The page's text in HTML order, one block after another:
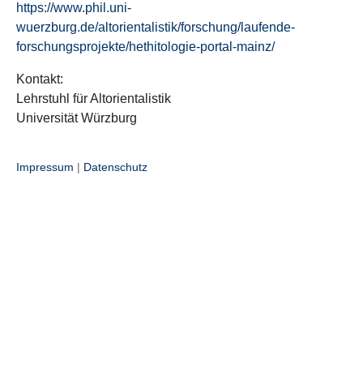
https://www.phil.uni-
wuerzburg.de/altorientalistik/forschung/laufende-
forschungsprojekte/hethitologie-portal-mainz/
Kontakt:
Lehrstuhl für Altorientalistik
Universität Würzburg
Impressum | Datenschutz